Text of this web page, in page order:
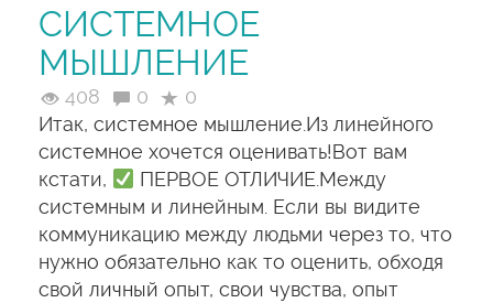
СИСТЕМНОЕ
МЫШЛЕНИЕ
408 0
0
Итак, системное мышление.Из линейного
системное хочется оценивать!Вот вам
кстати,
ПЕРВОЕ ОТЛИЧИЕ.Между
системным и линейным. Если вы видите
коммуникацию между людьми через то, что
нужно обязательно как то оценить, обходя
свой личный опыт, свои чувства, опыт